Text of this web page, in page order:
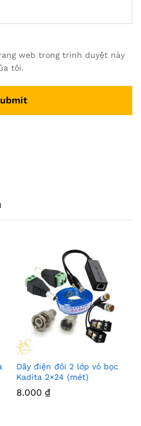
web trong trình duyệt này
tôi.
Dây điện đôi 2 lớp vỏ bọc
Kadita 2×24 (mét)
8.000 ₫